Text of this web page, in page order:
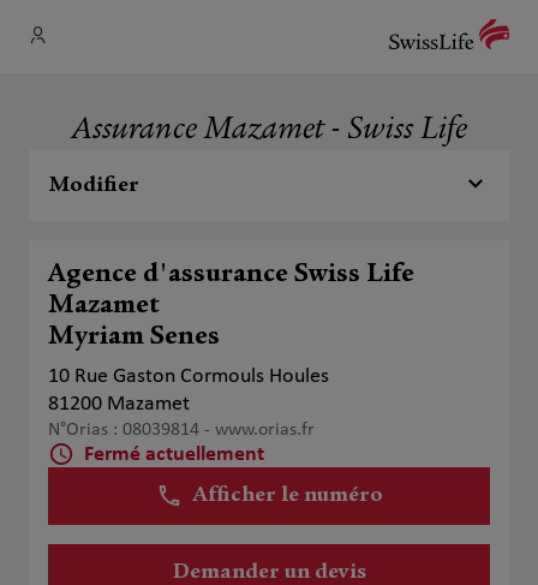
Assurance Mazamet - Swiss Life
Modifier
Agence d'assurance Swiss Life
Mazamet
Myriam Senes
10 Rue Gaston Cormouls Houles
81200 Mazamet
N°Orias : 08039814 - www.orias.fr
Fermé actuellement
Afficher le numéro
Demander un devis